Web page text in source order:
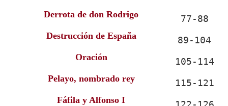
Derrota de don Rodrigo 77-88
Destrucción de España 89-104
Oración 105-114
Pelayo, nombrado rey 115-121
Fáfila y Alfonso I